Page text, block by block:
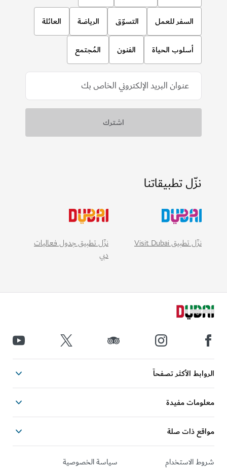
السفر للعمل التسوّق الرياضة العائلة
أسلوب الحياة الفنون المُجتمع
نزّل تطبيقاتنا
نزّل تطبيق Visit Dubai
نزّل تطبيق جدول فعاليات
دبي
الروابط الأكثر تصفحاً
معلومات مفيدة
مواقع ذات صلة
شروط الاستخدام
سياسة الخصوصية